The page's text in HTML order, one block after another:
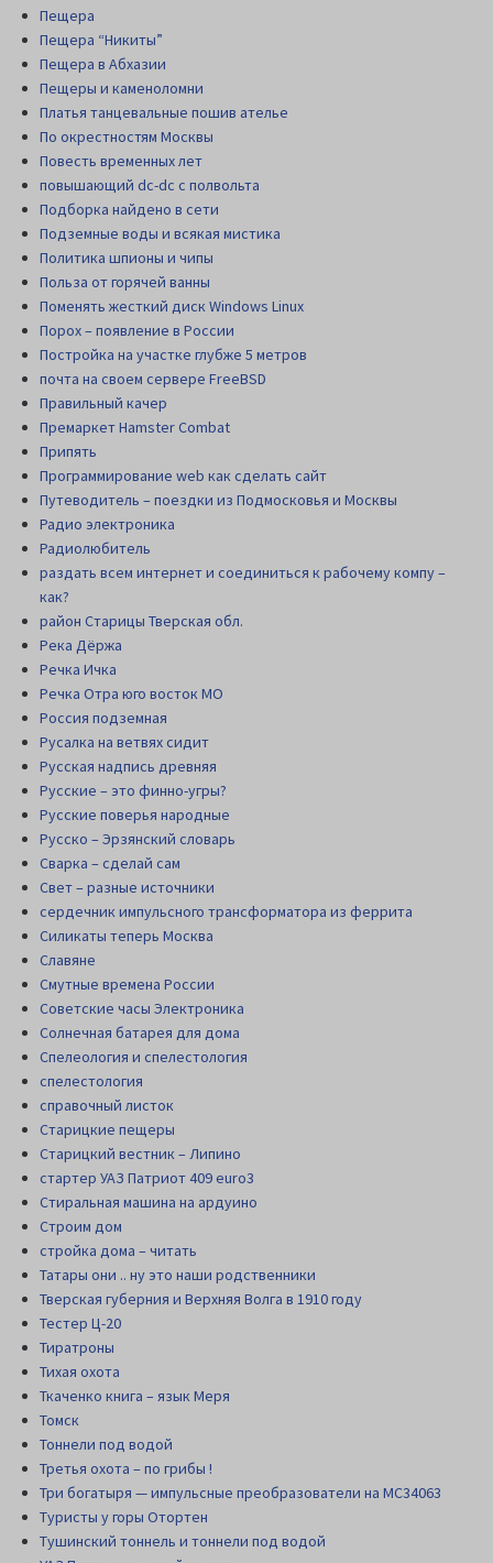
Пещера
Пещера “Никиты”
Пещера в Абхазии
Пещеры и каменоломни
Платья танцевальные пошив ателье
По окрестностям Москвы
Повесть временных лет
повышающий dc-dc с полвольта
Подборка найдено в сети
Подземные воды и всякая мистика
Политика шпионы и чипы
Польза от горячей ванны
Поменять жесткий диск Windows Linux
Порох – появление в России
Постройка на участке глубже 5 метров
почта на своем сервере FreeBSD
Правильный качер
Премаркет Hamster Combat
Припять
Программирование web как сделать сайт
Путеводитель – поездки из Подмосковья и Москвы
Радио электроника
Радиолюбитель
раздать всем интернет и соединиться к рабочему компу –
как?
район Старицы Тверская обл.
Река Дёржа
Речка Ичка
Речка Отра юго восток МО
Россия подземная
Русалка на ветвях сидит
Русская надпись древняя
Русские – это финно-угры?
Русские поверья народные
Русско – Эрзянский словарь
Сварка – сделай сам
Свет – разные источники
сердечник импульсного трансформатора из феррита
Силикаты теперь Москва
Славяне
Смутные времена России
Советские часы Электроника
Солнечная батарея для дома
Спелеология и спелестология
спелестология
справочный листок
Старицкие пещеры
Старицкий вестник – Липино
стартер УАЗ Патриот 409 euro3
Стиральная машина на ардуино
Строим дом
стройка дома – читать
Татары они .. ну это наши родственники
Тверская губерния и Верхняя Волга в 1910 году
Тестер Ц-20
Тиратроны
Тихая охота
Ткаченко книга – язык Меря
Томск
Тоннели под водой
Третья охота – по грибы !
Три богатыря — импульсные преобразователи на MC34063
Туристы у горы Отортен
Тушинский тоннель и тоннели под водой